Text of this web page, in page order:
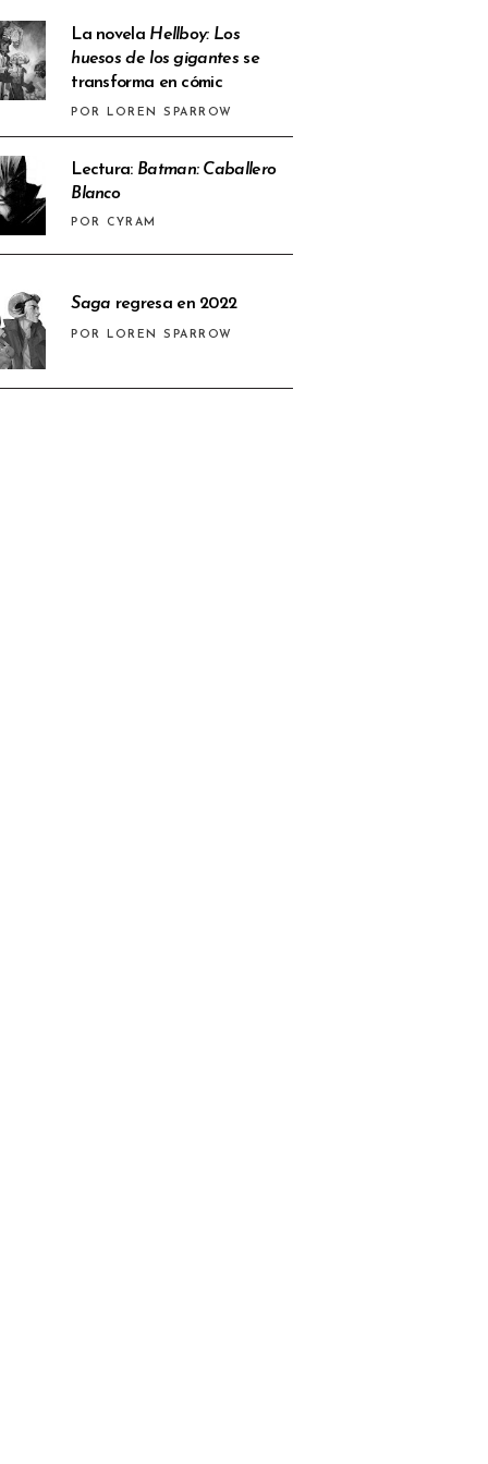
La novela Hellboy: Los
huesos de los gigantesse
transforma en cómic
POR LOREN SPARROW
Lectura: Batman: Caballero
Blanco
POR CYRAM
Saga regresa en 2022
POR LOREN SPARROW